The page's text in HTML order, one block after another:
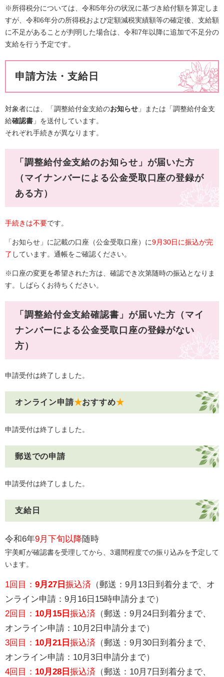
​※所得税分については、令和5年分の状況に基づき給付額を算定しま
すが、令和6年分の所得税および定額減税実績額等の確定後、支給額
に不足があることが判明した場合は、令和7年以降に追加で不足分の
支給を行う予定です。​
申請方法・支給日
対象者には、「調整給付金支給​のお知らせ 」または「調整給付金支
給​確認書 」を送付しています。
それぞれ手続きが異なります。
「調整給付金支給のお知らせ」が届いた方
（マイナンバーによる公金受取口座の登録が
ある方）
手続きは不要です。
「お知らせ」に記載の口座（公金受取口座）に9月30日に振込が完
了 しています。通帳をご確認ください。
※口座の変更を希望された方は、 確認でき次第随時の振込となりま
す。しばらくお待ちください。​
「調整給付金支給確認書」が届いた方（マイ
ナンバーによる公金受取口座の登録がない
方）
申請受付は終了しました。
オンライン申請★おすすめ★
申請受付は終了しました。
郵送での申請
申請受付は終了しました。
支給日
令和6年9月下旬以降随時
宇美町が確認書を受理してから、3週間程度での振り込みを予定して
います。​
1回目： 9月27日 振込済 （郵送：9月13日到着分まで、オ
ンライン申請：9月16日15時申請分まで）
2回目： 10月15日 振込済 （郵送：9月24日到着分まで、
オンライン申請：10月2日申請分まで）​
​3回目： 10月21日 振込済 （郵送：9月30日到着分まで、
オンライン申請：10月3日申請分まで）​​
​​4回目： 10月28日 振込済 （郵送：10月7日到着分まで、